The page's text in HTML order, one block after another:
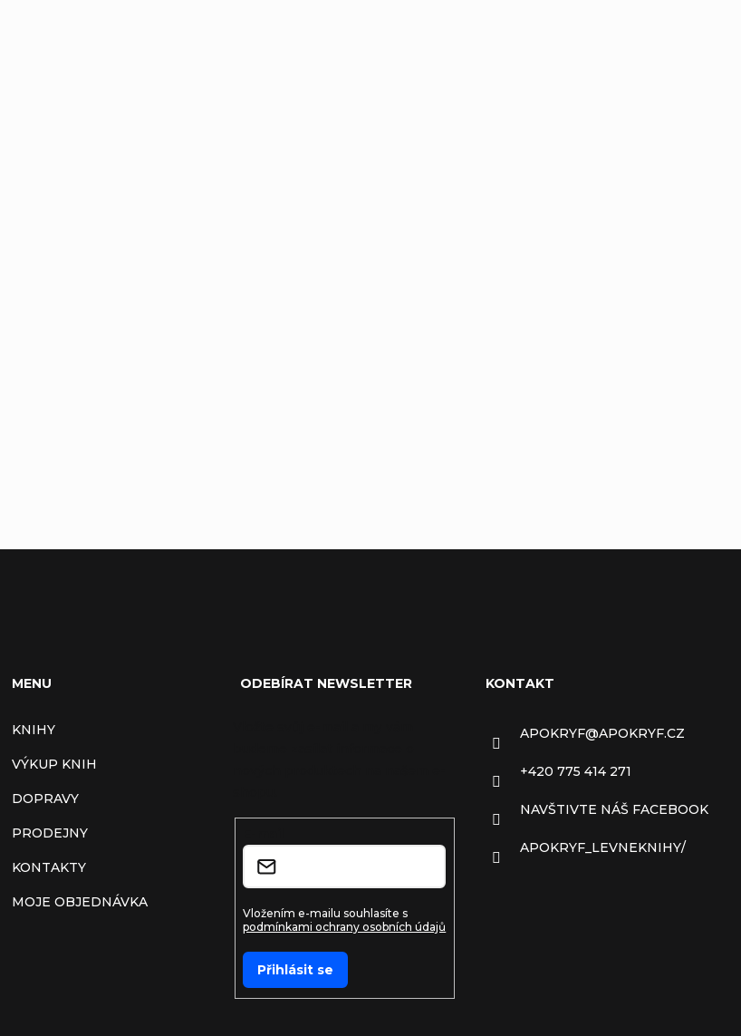
MENU
KNIHY
VÝKUP KNIH
DOPRAVY
PRODEJNY
KONTAKTY
MOJE OBJEDNÁVKA
ODEBÍRAT NEWSLETTER
Vložením e-mailu souhlasíte s
podmínkami ochrany osobních údajů
Přihlásit se
KONTAKT
APOKRYF@APOKRYF.CZ
+420 775 414 271
NAVŠTIVTE NÁŠ FACEBOOK
APOKRYF_LEVNEKNIHY/